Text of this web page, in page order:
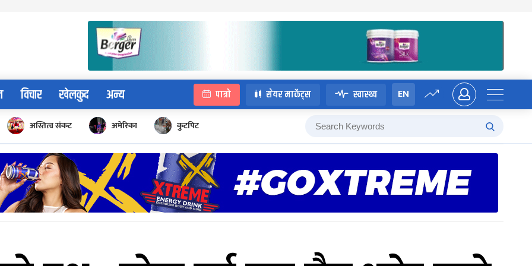
विचार खेलकुद अन्य पात्रो सेयर मार्केट्स स्वास्थ्य EN
अस्तित्व संकट अमेरिका कुटपिट